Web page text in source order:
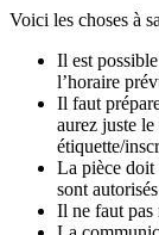
Voici les choses à
Il est
l’horaire
Il faut
aurez juste
étiquette/
La pièce doit
sont
Il ne faut pas